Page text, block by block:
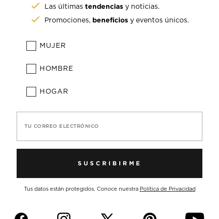
Las últimastendencias y noticias.
Promociones, beneficios y eventos únicos.
MUJER
HOMBRE
HOGAR
TU CORREO ELECTRÓNICO
SUSCRIBIRME
Tus datos están protegidos. Conoce nuestra Política de Privacidad